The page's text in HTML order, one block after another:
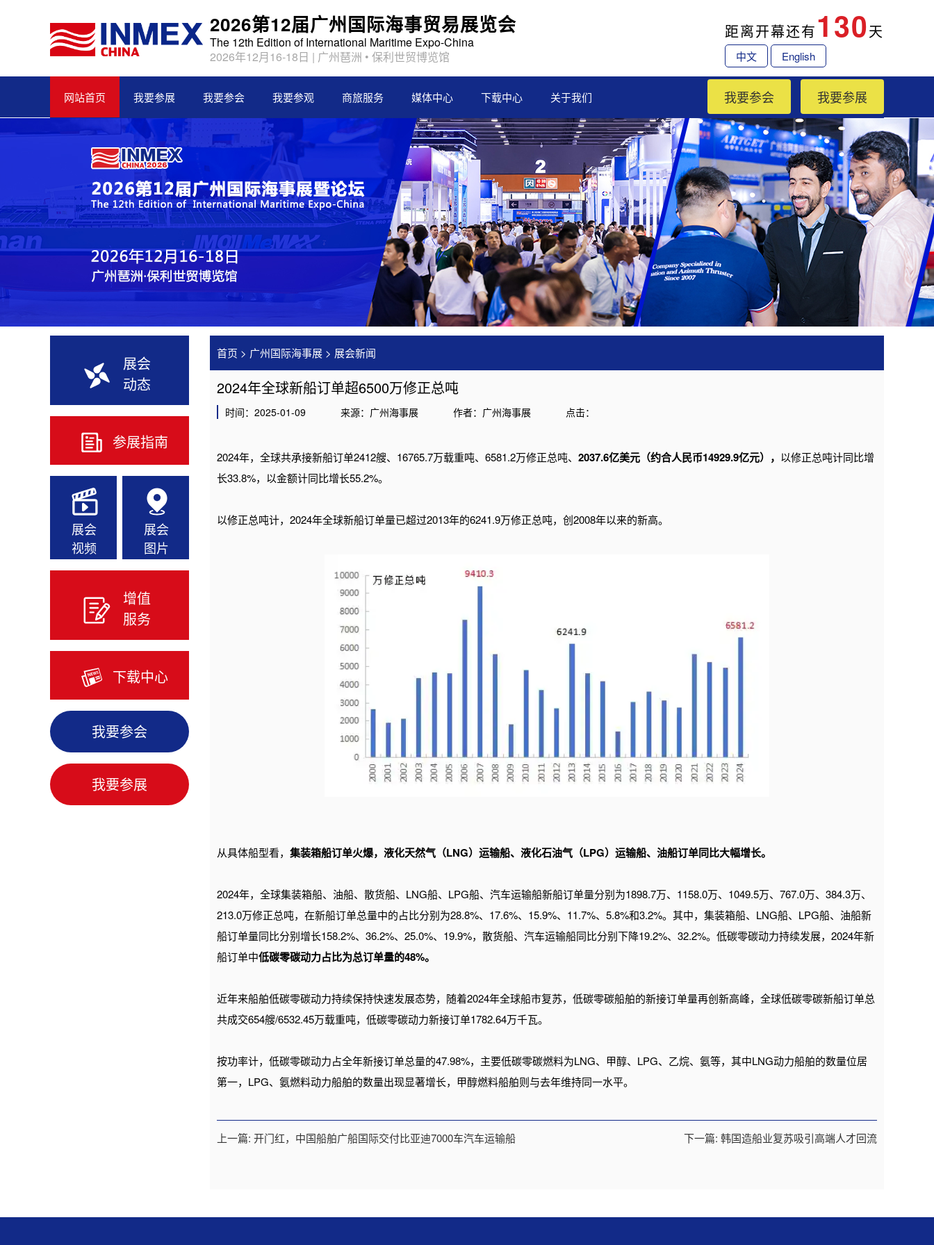
2026第12届广州国际海事贸易展览会
The 12th Edition of International Maritime Expo-China
2026年12月16-18日 | 广州琶洲 • 保利世贸博览馆
距离开幕还有130天
中文 English
网站首页 我要参展 我要参会 我要参观 商旅服务 媒体中心 下载中心 关于我们 我要参会 我要参展
展会
动态
参展指南
展会
视频
展会
图片
增值
服务
下载中心
我要参会
我要参展
首页 > 广州国际海事展 > 展会新闻
2024年全球新船订单超6500万修正总吨
时间：2025-01-09 来源：广州海事展 作者：广州海事展 点击：
2024年，全球共承接新船订单2412艘、16765.7万载重吨、6581.2万修正总吨、 2037.6亿美元（约合人民币14929.9亿元）， 以修正总吨计同比增
长33.8%，以金额计同比增长55.2%。
以修正总吨计，2024年全球新船订单量已超过2013年的6241.9万修正总吨，创2008年以来的新高。
从具体船型看， 集装箱船订单火爆，液化天然气（LNG）运输船、液化石油气（LPG）运输船、油船订单同比大幅增长。
2024年，全球集装箱船、油船、散货船、LNG船、LPG船、汽车运输船新船订单量分别为1898.7万、1158.0万、1049.5万、767.0万、384.3万、
213.0万修正总吨，在新船订单总量中的占比分别为28.8%、17.6%、15.9%、11.7%、5.8%和3.2%。其中，集装箱船、LNG船、LPG船、油船新
船订单量同比分别增长158.2%、36.2%、25.0%、19.9%，散货船、汽车运输船同比分别下降19.2%、32.2%。低碳零碳动力持续发展，2024年新
船订单中低碳零碳动力占比为总订单量的48%。
近年来船舶低碳零碳动力持续保持快速发展态势，随着2024年全球船市复苏，低碳零碳船舶的新接订单量再创新高峰，全球低碳零碳新船订单总
共成交654艘/6532.45万载重吨，低碳零碳动力新接订单1782.64万千瓦。
按功率计，低碳零碳动力占全年新接订单总量的47.98%，主要低碳零碳燃料为LNG、甲醇、LPG、乙烷、氨等，其中LNG动力船舶的数量位居
第一，LPG、氨燃料动力船舶的数量出现显著增长，甲醇燃料船舶则与去年维持同一水平。
上一篇: 开门红，中国船舶广船国际交付比亚迪7000车汽车运输船 下一篇: 韩国造船业复苏吸引高端人才回流